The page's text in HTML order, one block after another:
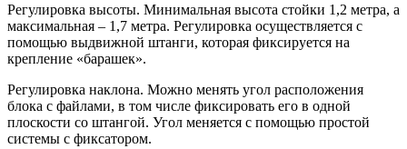
Регулировка высоты. Минимальная высота стойки 1,2 метра, а
максимальная – 1,7 метра. Регулировка осуществляется с
помощью выдвижной штанги, которая фиксируется на
крепление «барашек».
Регулировка наклона. Можно менять угол расположения
блока с файлами, в том числе фиксировать его в одной
плоскости со штангой. Угол меняется с помощью простой
системы с фиксатором.